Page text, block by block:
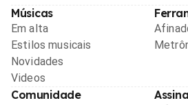
Músicas
Em alta
Estilos musicais
Novidades
Videos
Comunidade